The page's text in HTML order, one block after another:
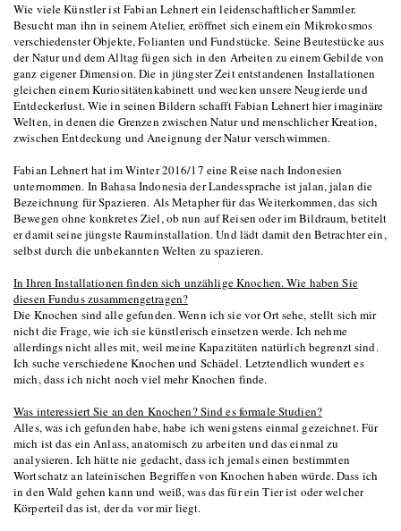
Wie viele Künstler ist Fabian Lehnert ein leidenschaftlicher Sammler.
Besucht man ihn in seinem Atelier, eröffnet sich einem ein Mikrokosmos
verschiedenster Objekte, Folianten und Fundstücke. Seine Beutestücke aus
der Natur und dem Alltag fügen sich in den Arbeiten zu einem Gebilde von
ganz eigener Dimension. Die in jüngster Zeit entstandenen Installationen
gleichen einem Kuriositätenkabinett und wecken unsere Neugierde und
Entdeckerlust. Wie in seinen Bildern schafft Fabian Lehnert hier imaginäre
Welten, in denen die Grenzen zwischen Natur und menschlicher Kreation,
zwischen Entdeckung und Aneignung der Natur verschwimmen.
Fabian Lehnert hat im Winter 2016/17 eine Reise nach Indonesien
unternommen. In Bahasa Indonesia der Landessprache ist jalan, jalan die
Bezeichnung für Spazieren. Als Metapher für das Weiterkommen, das sich
Bewegen ohne konkretes Ziel, ob nun auf Reisen oder im Bildraum, betitelt
er damit seine jüngste Rauminstallation. Und lädt damit den Betrachter ein,
selbst durch die unbekannten Welten zu spazieren.
In Ihren Installationen finden sich unzählige Knochen. Wie haben Sie
diesen Fundus zusammengetragen?
Die Knochen sind alle gefunden. Wenn ich sie vor Ort sehe, stellt sich mir
nicht die Frage, wie ich sie künstlerisch einsetzen werde. Ich nehme
allerdings nicht alles mit, weil meine Kapazitäten natürlich begrenzt sind.
Ich suche verschiedene Knochen und Schädel. Letztendlich wundert es
mich, dass ich nicht noch viel mehr Knochen finde.
Was interessiert Sie an den Knochen? Sind es formale Studien?
Alles, was ich gefunden habe, habe ich wenigstens einmal gezeichnet. Für
mich ist das ein Anlass, anatomisch zu arbeiten und das einmal zu
analysieren. Ich hätte nie gedacht, dass ich jemals einen bestimmten
Wortschatz an lateinischen Begriffen von Knochen haben würde. Dass ich
in den Wald gehen kann und weiß, was das für ein Tier ist oder welcher
Körperteil das ist, der da vor mir liegt.